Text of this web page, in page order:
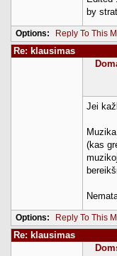
by
Options: Reply To This
Re: klausimas
Jei
(kas
Options: Reply To This
Re: klausimas